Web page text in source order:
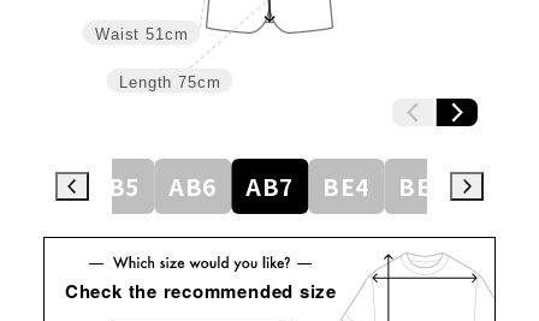
Length 75cm
Waist 51cm
AB5 AB6 AB7 BE4 BE5
Check the recommended size